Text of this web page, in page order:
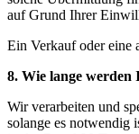
auf Grund Ihrer
Ein Verkauf oder eine
8. Wie lange werden
Wir verarbeiten und
solange es notwendig